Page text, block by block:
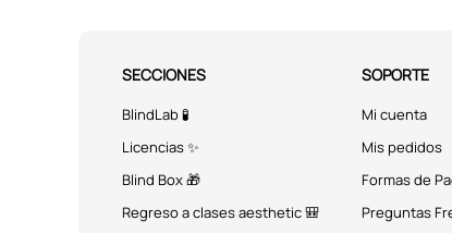
SECCIONES
BlindLab 🧪
Licencias ✨
Blind Box 🎁
Regreso a clases aesthetic 🎒
SOPORTE
Mi cuenta
Mis pedidos
Formas de
Preguntas